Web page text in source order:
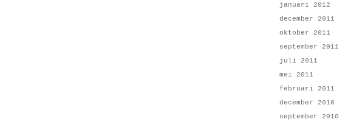
januari 2012
december 2011
oktober 2011
september 2011
juli 2011
mei 2011
februari 2011
december 2010
september 2010